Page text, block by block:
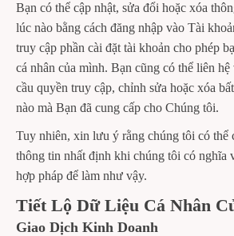
Bạn có thể cập nhật, sửa đổi hoặc xóa
lúc nào bằng cách đăng nhập vào Tài
truy cập phần cài đặt tài khoản cho phép
cá nhân của mình. Bạn cũng có thể liên
cầu quyền truy cập, chỉnh sửa hoặc xóa
nào mà Bạn đã cung cấp cho Chúng tôi.
Tuy nhiên, xin lưu ý rằng chúng tôi có thể
thông tin nhất định khi chúng tôi có nghĩa
hợp pháp để làm như vậy.
Tiết Lộ Dữ Liệu Cá Nhân
Giao Dịch Kinh Doanh